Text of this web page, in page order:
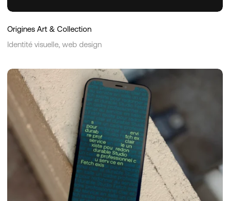
Origines Art & Collection
Identité visuelle, web design
Studio
Fetch